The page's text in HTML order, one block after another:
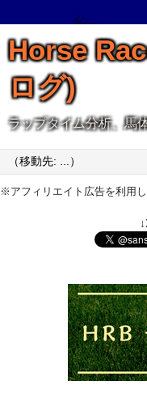
Horse
ログ)
ラップタイム分析、馬
※アフィリエイト広告を利用し